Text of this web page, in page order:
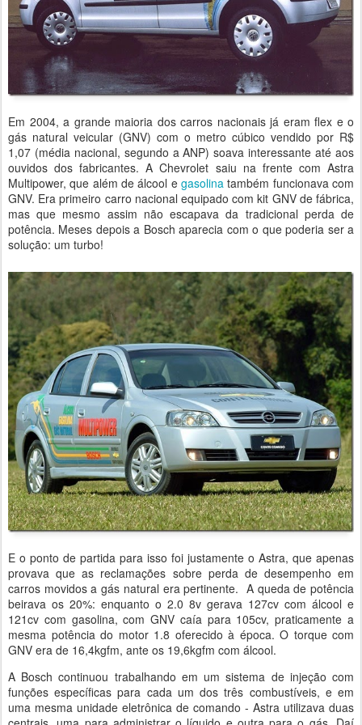
Em 2004, a grande maioria dos carros nacionais já eram flex e o
gás natural veicular (GNV) com o metro cúbico vendido por R$
1,07 (média nacional, segundo a ANP) soava interessante até aos
ouvidos dos fabricantes. A Chevrolet saiu na frente com Astra
Multipower, que além de álcool e gasolina também funcionava com
GNV. Era primeiro carro nacional equipado com kit GNV de fábrica,
mas que mesmo assim não escapava da tradicional perda de
potência. Meses depois a Bosch aparecia com o que poderia ser a
solução: um turbo!
E o ponto de partida para isso foi justamente o Astra, que apenas
provava que as reclamações sobre perda de desempenho em
carros movidos a gás natural era pertinente. A queda de potência
beirava os 20%: enquanto o 2.0 8v gerava 127cv com álcool e
121cv com gasolina, com GNV caía para 105cv, praticamente a
mesma potência do motor 1.8 oferecido à época. O torque com
GNV era de 16,4kgfm, ante os 19,6kgfm com álcool.
A Bosch continuou trabalhando em um sistema de injeção com
funções específicas para cada um dos três combustíveis, e em
uma mesma unidade eletrônica de comando - Astra utilizava duas